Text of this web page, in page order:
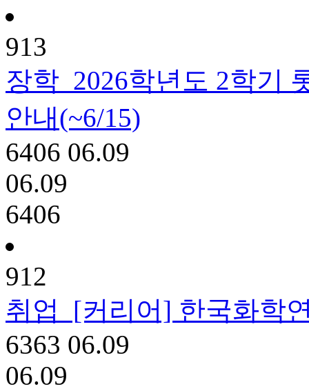
913
장학 2026학년도 2학기
안내(~6/15)
6406 06.09
06.09
6406
912
취업
[커리어] 한국화학
6363 06.09
06.09